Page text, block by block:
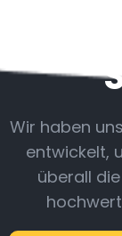
Wir haben
entwickelt,
überall